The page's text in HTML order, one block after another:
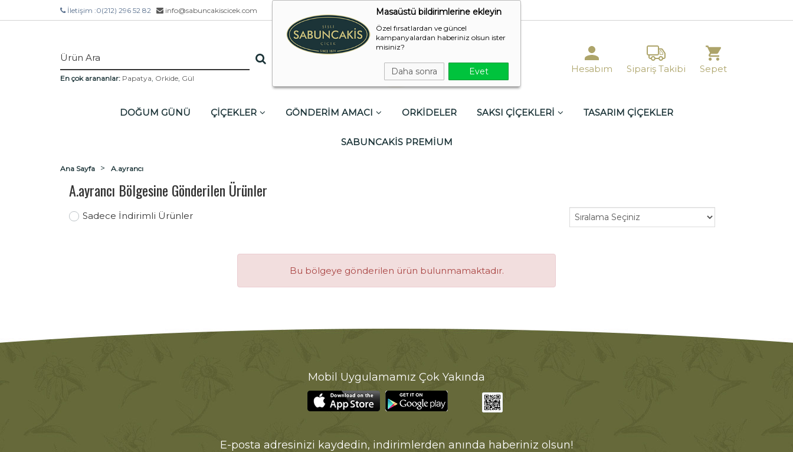
Masaüstü bildirimlerine ekleyin
Özel fırsatlardan ve güncel
kampanyalardan haberiniz olsun ister
misiniz?
Daha sonra Evet
İletişim :0(212) 296 52 82 info@sabuncakiscicek.com
En çok arananlar: Papatya, Orkide, Gül
Hesabım Sipariş Takibi Sepet
DOĞUM GÜNÜ ÇİÇEKLER GÖNDERİM AMACI ORKİDELER SAKSI ÇİÇEKLERİ TASARIM ÇİÇEKLER
SABUNCAKİS PREMİUM
Ana Sayfa A.ayrancı
A.ayrancı Bölgesine Gönderilen Ürünler
Sadece İndirimli Ürünler
Bu bölgeye gönderilen ürün bulunmamaktadır.
Mobil Uygulamamız Çok Yakında
E-posta adresinizi kaydedin, indirimlerden anında haberiniz olsun!